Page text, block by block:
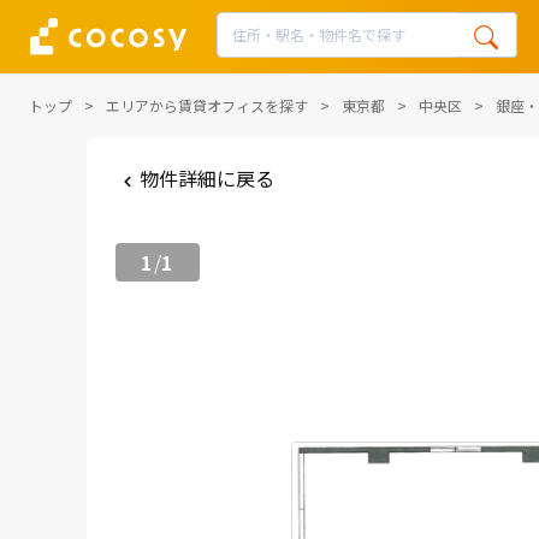
トップ エリアから賃貸オフィスを探す 東京都 中央区 銀座
物件詳細に戻る
1/1